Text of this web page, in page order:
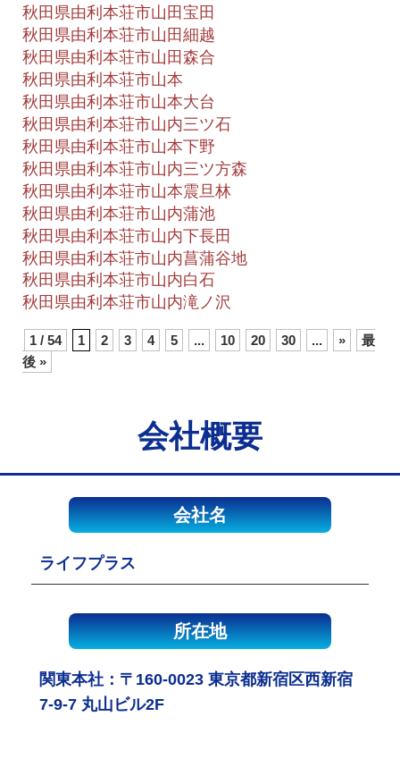
秋田県由利本荘市山田宝田
秋田県由利本荘市山田細越
秋田県由利本荘市山田森合
秋田県由利本荘市山本
秋田県由利本荘市山本大台
秋田県由利本荘市山内三ツ石
秋田県由利本荘市山本下野
秋田県由利本荘市山内三ツ方森
秋田県由利本荘市山本震旦林
秋田県由利本荘市山内蒲池
秋田県由利本荘市山内下長田
秋田県由利本荘市山内菖蒲谷地
秋田県由利本荘市山内白石
秋田県由利本荘市山内滝ノ沢
1 / 54 1 2 3 4 5 ... 10 20 30 ... »
最
後 »
会社概要
会社名
ライフプラス
所在地
関東本社：〒160-0023 東京都新宿区西新宿
7-9-7 丸山ビル2F